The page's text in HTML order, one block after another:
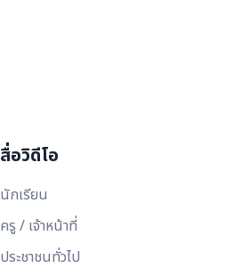
สื่อวิดีโอ
นักเรียน
ครู / เจ้าหน้าที่
ประชาชนทั่วไป